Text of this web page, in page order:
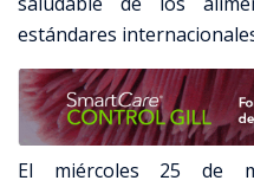
estándares
El miércoles 25 de